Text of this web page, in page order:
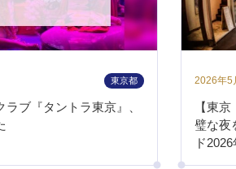
東京都
ブ『タントラ東京』、
2026年5
【東
璧な夜
ド2026